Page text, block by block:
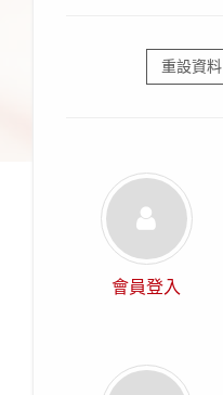
重設資料
會員登入